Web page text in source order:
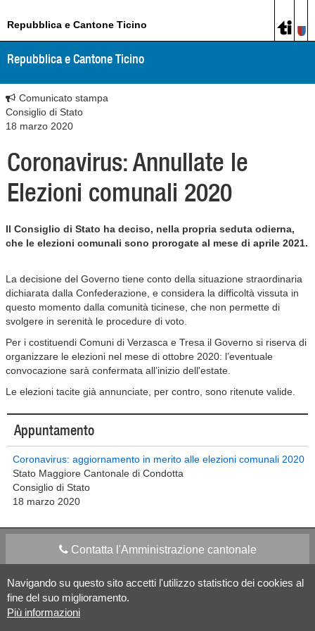
Navigando su questo sito accetti l'utilizzo statistico dei cookies al
fine del suo miglioramento.
Più informazioni
Repubblica e Cantone Ticino
Repubblica e Cantone Ticino
Comunicato stampa
Consiglio di Stato
18 marzo 2020
Coronavirus: Annullate le
Elezioni comunali 2020
Il Consiglio di Stato ha deciso, nella propria seduta odierna,
che le elezioni comunali sono prorogate al mese di aprile 2021.
La decisione del Governo tiene conto della situazione straordinaria
dichiarata dalla Confederazione, e considera la difficoltà vissuta in
questo momento dalla comunità ticinese, che non permette di
svolgere in serenità le procedure di voto.
Per i costituendi Comuni di Verzasca e Tresa il Governo si riserva di
organizzare le elezioni nel mese di ottobre 2020: l’eventuale
convocazione sarà confermata all’inizio dell'estate.
Le elezioni tacite già annunciate, per contro, sono ritenute valide.
Appuntamento
Coronavirus: aggiornamento in merito alle elezioni comunali 2020
Stato Maggiore Cantonale di Condotta
Consiglio di Stato
18 marzo 2020
Contatta l'Amministrazione cantonale
Apps Mobile Social media